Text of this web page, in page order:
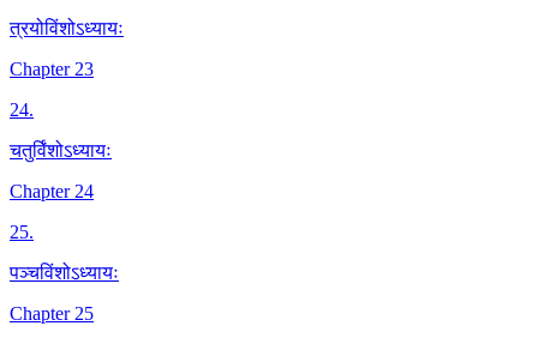
त्रयोविंशोऽध्यायः
Chapter 23
24.
चतुर्विंशोऽध्यायः
Chapter 24
25.
पञ्चविंशोऽध्यायः
Chapter 25